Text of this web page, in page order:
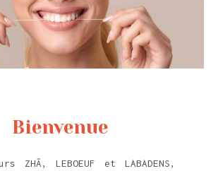
Bienvenue
ZHÂ, LEBOEUF et LABADENS,